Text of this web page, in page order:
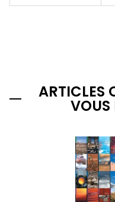
ARTICLES
VOUS